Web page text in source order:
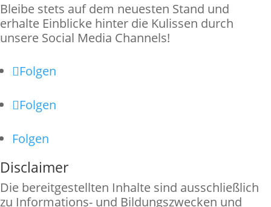
Bleibe stets auf dem neuesten Stand und
erhalte Einblicke hinter die Kulissen durch
unsere Social Media Channels!
Folgen
Folgen
Folgen
Disclaimer
Die bereitgestellten Inhalte sind ausschließlich
zu Informations- und Bildungszwecken und